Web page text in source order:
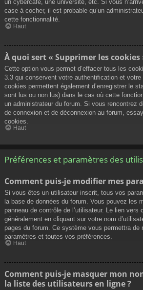
un cybercafé, une université, etc. Si vous
case à cocher, il est probable qu’un
cette fonctionnalité.
Haut
À quoi sert « Supprimer les cookies
Cette option vous permet d’effacer tous les
3.3 qui conservent votre authentification et
cookies permettent également d’enregistrer le
sont lus ou non lus) dans le cas où cette
un administrateur du forum. Si vous rencontrez
de connexion et de déconnexion au forum,
cookies.
Haut
Préférences et paramètres des
Comment puis-je modifier mes
Si vous êtes un utilisateur inscrit, tous vos
la base de données du forum. Vous pouvez les
panneau de contrôle de l’utilisateur. Le lien vers
généralement en cliquant sur votre nom
pages du forum. Ce système vous permettra de
paramètres et toutes vos préférences.
Haut
Comment puis-je masquer mon
la liste des utilisateurs en ligne ?